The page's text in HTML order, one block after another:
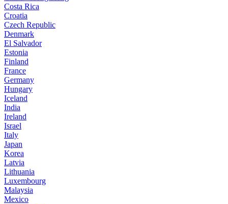
Costa Rica
Croatia
Czech Republic
Denmark
El Salvador
Estonia
Finland
France
Germany
Hungary
Iceland
India
Ireland
Israel
Italy
Japan
Korea
Latvia
Lithuania
Luxembourg
Malaysia
Mexico